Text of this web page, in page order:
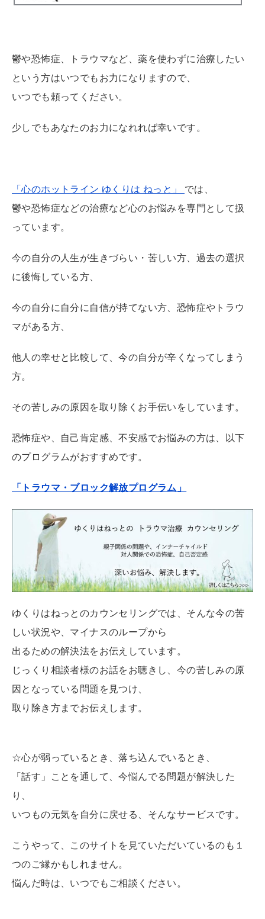
鬱や恐怖症、トラウマなど、薬を使わずに治療したい
という方はいつでもお力になりますので、
いつでも頼ってください。
少しでもあなたのお力になれれば幸いです。
「心のホットライン ゆくりは ねっと」 では、
鬱や恐怖症などの治療など心のお悩みを専門として扱
っています。
今の自分の人生が生きづらい・苦しい方、過去の選択
に後悔している方、
今の自分に自分に自信が持てない方、恐怖症やトラウ
マがある方、
他人の幸せと比較して、今の自分が辛くなってしまう
方。
その苦しみの原因を取り除くお手伝いをしています。
恐怖症や、自己肯定感、不安感でお悩みの方は、以下
のプログラムがおすすめです。
「トラウマ・ブロック解放プログラム」
ゆくりはねっとのカウンセリングでは、そんな今の苦
しい状況や、マイナスのループから
出るための解決法をお伝えしています。
じっくり相談者様のお話をお聴きし、今の苦しみの原
因となっている問題を見つけ、
取り除き方までお伝えします。
☆心が弱っているとき、落ち込んでいるとき、
「話す」ことを通して、今悩んでる問題が解決した
り、
いつもの元気を自分に戻せる、そんなサービスです。
こうやって、このサイトを見ていただいているのも１
つのご縁かもしれません。
悩んだ時は、いつでもご相談ください。